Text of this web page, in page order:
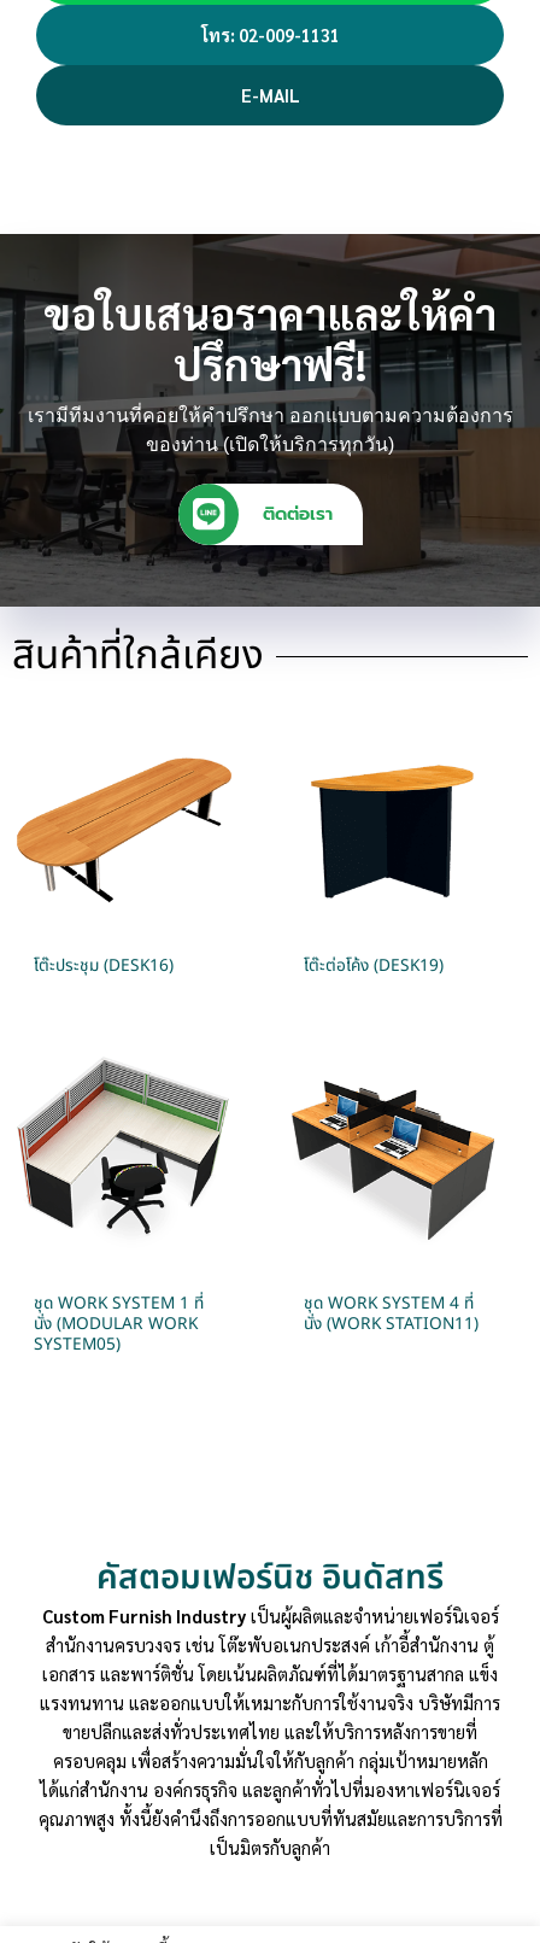
โทร: 02-009-1131
E-MAIL
ขอใบเสนอราคาและให้คำ
ปรึกษาฟรี!
เรามีทีมงานที่คอยให้คำปรึกษา ออกแบบตามความต้องการ
ของท่าน (เปิดให้บริการทุกวัน)
ติดต่อเรา
สินค้าที่ใกล้เคียง
โต๊ะประชุม (DESK16) โต๊ะต่อโค้ง (DESK19)
ชุด WORK SYSTEM 1 ที่
นั่ง (MODULAR WORK
SYSTEM05)
ชุด WORK SYSTEM 4 ที่
นั่ง (WORK STATION11)
คัสตอมเฟอร์นิช อินดัสทรี
Custom Furnish Industryเป็นผู้ผลิตและจำหน่ายเฟอร์นิเจอร์
สำนักงานครบวงจร เช่น โต๊ะพับอเนกประสงค์ เก้าอี้สำนักงาน ตู้
เอกสาร และพาร์ติชั่น โดยเน้นผลิตภัณฑ์ที่ได้มาตรฐานสากล แข็ง
แรงทนทาน และออกแบบให้เหมาะกับการใช้งานจริง บริษัทมีการ
ขายปลีกและส่งทั่วประเทศไทย และให้บริการหลังการขายที่
ครอบคลุม เพื่อสร้างความมั่นใจให้กับลูกค้า กลุ่มเป้าหมายหลัก
ได้แก่สำนักงาน องค์กรธุรกิจ และลูกค้าทั่วไปที่มองหาเฟอร์นิเจอร์
คุณภาพสูง ทั้งนี้ยังคำนึงถึงการออกแบบที่ทันสมัยและการบริการที่
เป็นมิตรกับลูกค้า